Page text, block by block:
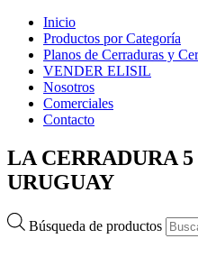
Inicio
Productos por Categoría
Planos de Cerraduras y
VENDER ELISIL
Nosotros
Comerciales
Contacto
LA CERRADURA
URUGUAY
Búsqueda de productos